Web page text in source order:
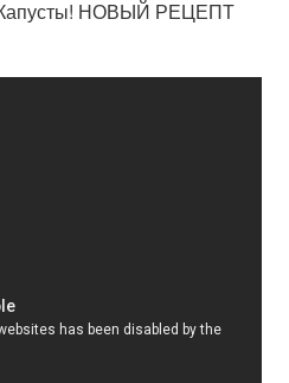
НОВЫЙ РЕЦЕПТ